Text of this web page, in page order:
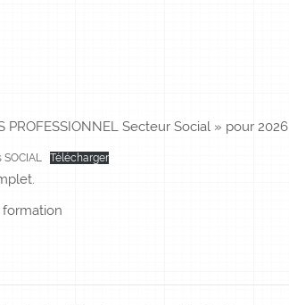
Secteur Social » pour 2026
Télécharger